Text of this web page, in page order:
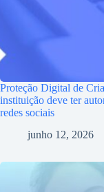
Proteção Digital de
instituição deve ter
redes sociais
junho 12, 2026